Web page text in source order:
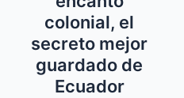
colonial, el
secreto mejor
guardado de
Ecuador